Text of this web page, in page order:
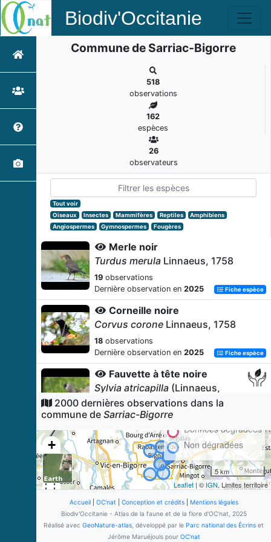
Biodiv'Occitanie
Commune de Sarriac-Bigorre
518
observations
162
espèces
26
observateurs
Tout voir
Oiseaux
Insectes Mammifères Reptiles
Amphibiens
Angiospermes
Gymnospermes Fougères
Merle noir
Turdus merula Linnaeus, 1758
19 observations
Dernière observation en 2025 Fiche espèce
Corneille noire
Corvus corone Linnaeus, 1758
18 observations
Dernière observation en 2025 Fiche espèce
Fauvette à tête noire
Sylvia atricapilla (Linnaeus,
1758)
16 observations
Pouillot véloce
Phylloscopus collybita(Vieillot,
1817)
14observations
Dernière observation en2025 Fiche espèce
Tourterelle turque
Streptopelia decaocto(Frivaldszky,
2000 dernières observations dans la
commune de Sarriac-Bigorre
+
Données dégradées
Non dégradées
5 km
Leaflet| © IGN, Limites territoire
Accueil| OC'nat| Conception et crédits| Mentions légales
Biodiv'Occitanie - Atlas de la faune et de la flore d'OC'nat, 2025
Réalisé avec GeoNature-atlas , développé par le Parc national des Écrins et
Jérôme Maruéjouls pour OC'nat